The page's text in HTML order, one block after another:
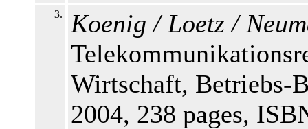
3.
Koenig / Loetz /
Wirtschaft, Betriebs-
2004, 238 pages,